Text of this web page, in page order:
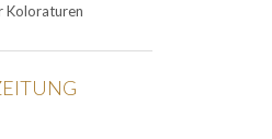
Koloraturen